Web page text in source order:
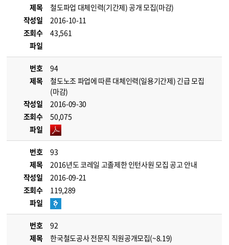
제목
철도파업 대체인력(기간제) 공개 모집(마감)
작성일
2016-10-11
조회수
43,561
파일
번호
94
제목
철도노조 파업에 따른 대체인력(일용기간제) 긴급 모집
(마감)
작성일
2016-09-30
조회수
50,075
파일
번호
93
제목
2016년도 코레일 고졸제한 인턴사원 모집 공고 안내
작성일
2016-09-21
조회수
119,289
파일
번호
92
제목
한국철도공사 전문직 직원공개모집(~8.19)